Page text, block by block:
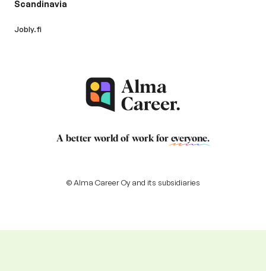
Scandinavia
Jobly.fi
A better world of work for everyone.
© Alma Career Oy and its subsidiaries